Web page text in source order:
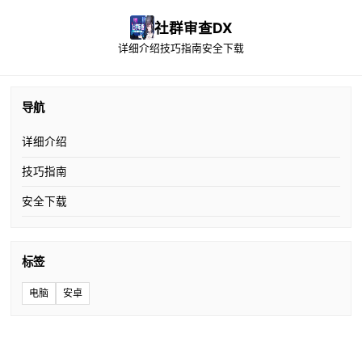
社群审查DX
详细介绍技巧指南安全下载
导航
详细介绍
技巧指南
安全下载
标签
电脑 安卓